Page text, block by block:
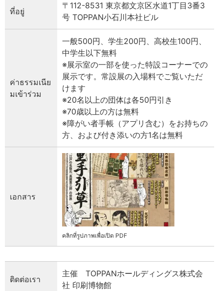
ที่อยู่
〒112-8531 東京都文京区水道1丁目3番3
号 TOPPAN小石川本社ビル
ค่าธรรมเนีย
มเข้าร่วม
一般500円、学生200円、高校生100円、
中学生以下無料
※展示室の一部を使った特設コーナーでの
展示です。常設展の入場料でご覧いただ
けます
※20名以上の団体は各50円引き
※70歳以上の方は無料
※障がい者手帳（アプリ含む）をお持ちの
方、および付き添いの方1名は無料
เอกสาร
คลิกที่รูปภาพเพื่อเปิด PDF
ติดต่อเรา
主催 TOPPANホールディングス株式会
社 印刷博物館